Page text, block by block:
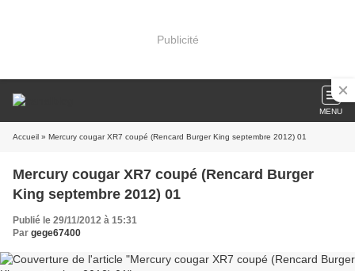
Publicité
MENU
Accueil » Mercury cougar XR7 coupé (Rencard Burger King septembre 2012) 01
Mercury cougar XR7 coupé (Rencard Burger
King septembre 2012) 01
Publié le 29/11/2012 à 15:31
Par gege67400